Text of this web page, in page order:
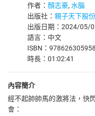
作者： 顏志豪, 水腦
出版社： 親子天下股
出版日期：2024/05/
語言：中文
ISBN：
時長：01:02:41
內容簡介
經不起帥帥馬的激將法，快
會：